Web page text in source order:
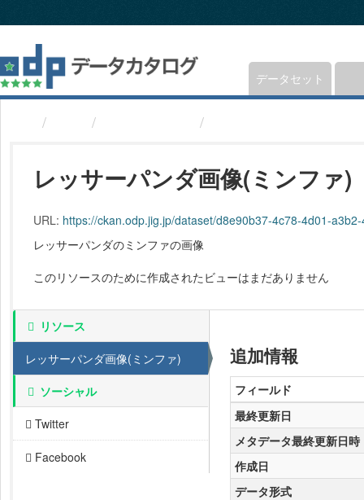
キ
プ
し
て
データセット
レッサーパンダ画像(ミンファ)
URL: https://ckan.odp.jig.jp/dataset/d8e90b37-4c78-4d01-
レッサーパンダのミンファの画像
このリソースのために作成されたビューはまだありません
リソース
レッサーパンダ画像(ミンファ)
ソーシャル
Twitter
Facebook
追加情報
フィールド
最終更新日
メタデータ最終更新日時
作成日
データ形式